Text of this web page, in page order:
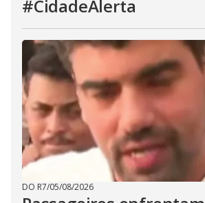
#CidadeAlerta
DO R7/05/08/2026